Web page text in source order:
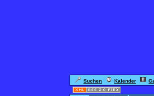
Suchen Kalender